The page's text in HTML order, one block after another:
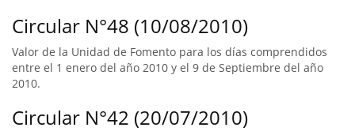
Circular N°48 (10/08/2010)
Valor de la Unidad de Fomento para los días comprendidos
entre el 1 enero del año 2010 y el 9 de Septiembre del año
2010.
Circular N°42 (20/07/2010)